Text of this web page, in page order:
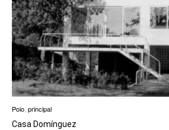
Poio, principal
Casa Domínguez